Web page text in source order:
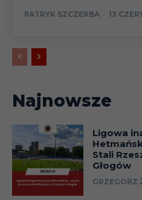
PATRYK SZCZERBA - 13
Najnowsze
Ligowa
Stali
Głogów
GRZEGORZ